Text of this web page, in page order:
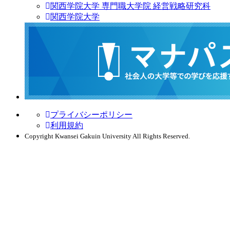
関西学院大学 専門職大学院 経営戦略研究科
関西学院大学
プライバシーポリシー
利用規約
Copyright Kwansei Gakuin University All Rights Reserved.